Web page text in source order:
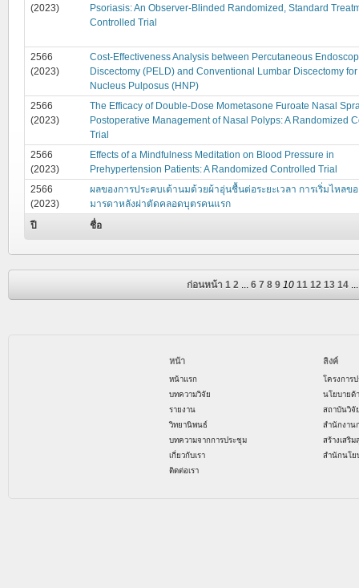
(2023)
Psoriasis: An Observer-Blinded Randomized, Standard
Controlled Trial
2566
(2023)
Cost-Effectiveness Analysis between Percutaneous
Discectomy (PELD) and Conventional Lumbar Discectomy
Nucleus Pulposus (HNP)
2566
(2023)
The Efficacy of Double-Dose Mometasone Furoate Nasal
Postoperative Management of Nasal Polyps: A Randomized
Trial
2566
(2023)
Effects of a Mindfulness Meditation on Blood Pressure in
Prehypertension Patients: A Randomized Controlled Trial
2566
(2023)
ผลของการประคบเต้านมด้วยผ้าอุ่นชื้นต่อระยะเวลา การเริ่มไหลข
มารดาหลังผ่าตัดคลอดบุตรคนแรก
ปี
ชื่อ
ก่อนหน้า 1 2 ... 6 7 8 9 10 11 12 13 14 ...
หน้า
หน้าแรก
บทความวิจัย
รายงาน
วิทยานิพนธ์
บทความจากการประชุม
เกี่ยวกับเรา
ติดต่อเรา
ลิงค์
โครงการ
นโยบายด้
สถาบันวิจั
สำนักงาน
สร้างเสริ
สำนักนโย